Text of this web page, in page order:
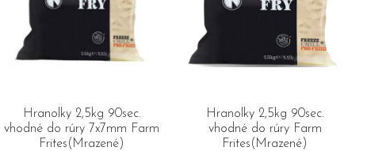
Hranolky 2,5kg 90sec.
vhodné do rúry 7x7mm Farm
Frites(Mrazené)
Hranolky 2,5kg 90sec.
vhodné do rúry Farm
Frites(Mrazené)